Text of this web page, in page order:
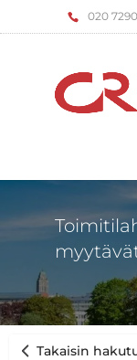
‌020
Takaisin